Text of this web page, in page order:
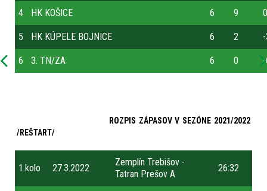
4 HK KOŠICE 6 9 0
5 HK KÚPELE BOJNICE 6 2
6 3. TN/ZA 6 0
ROZPIS ZÁPASOV V SEZÓNE 2021/2022
/REŠTART/
1.kolo 27.3.2022
Zemplín Trebišov -
Tatran Prešov A
26:32